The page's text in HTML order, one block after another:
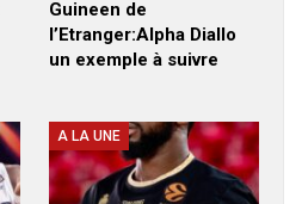
Guineen de
l’Etranger:Alpha Diallo
un exemple à suivre
A LA UNE